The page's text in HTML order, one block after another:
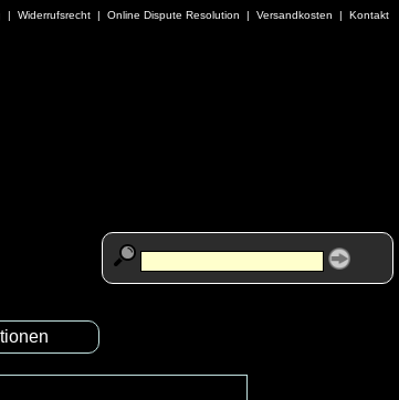
| Widerrufsrecht | Online Dispute Resolution | Versandkosten | Kontakt